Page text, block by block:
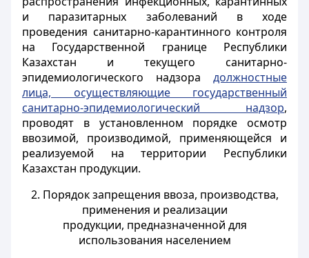
и паразитарных заболеваний в ходе
проведения санитарно-карантинного контроля
на Государственной границе Республики
Казахстан и текущего санитарно-
эпидемиологического надзора должностные
лица, осуществляющие государственный
санитарно-эпидемиологический надзор,
проводят в установленном порядке осмотр
ввозимой, производимой, применяющейся и
реализуемой на территории Республики
Казахстан продукции.
2. Порядок запрещения ввоза, производства,
применения и реализации
продукции, предназначенной для
использования населением